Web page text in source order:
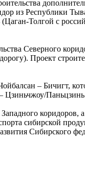
из Республики
Толгой с
Северного
Проект
– Бичигт,
Цзиньчжоу/
коридоров,
сибирской
Сибирского